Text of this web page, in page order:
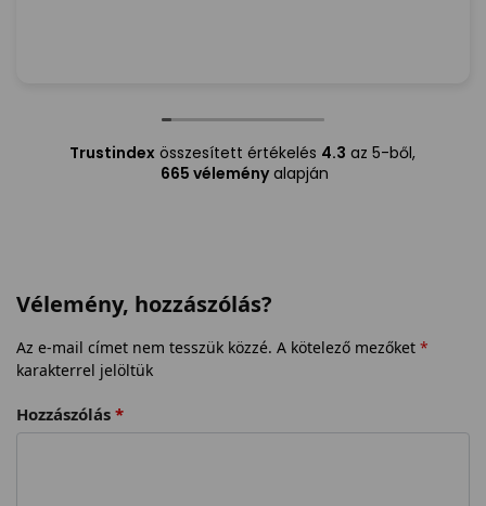
Trustindexösszesített értékelés 4.3 az 5-ből,
665 véleményalapján
Vélemény, hozzászólás?
Az e-mail címet nem tesszük közzé. A kötelező mezőket *
karakterrel jelöltük
Hozzászólás *